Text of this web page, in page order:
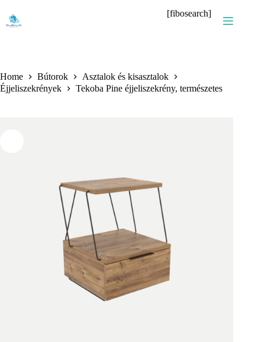
content
[fibosearch]
Home Bútorok
Asztalok és kisasztalok
Éjjeliszekrények
Tekoba Pine éjjeliszekrény, természetes